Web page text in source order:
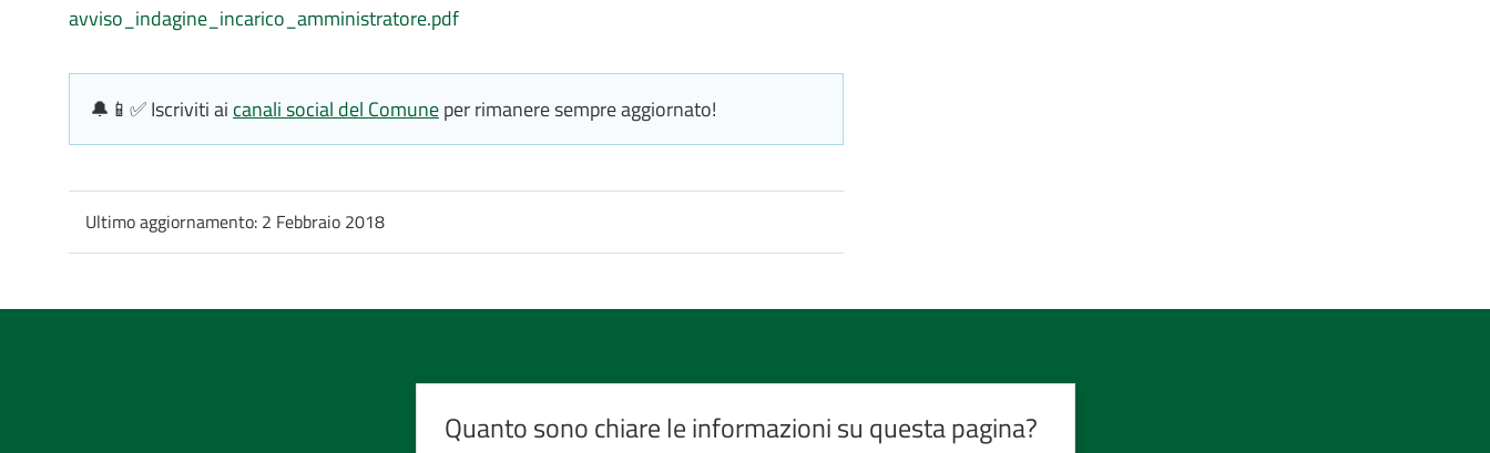
avviso_indagine_incarico_amministratore.pdf
🔔📱✅ Iscriviti ai canali social del Comuneper rimanere sempre aggiornato!
Ultimo aggiornamento: 2 Febbraio 2018
Quanto sono chiare le informazioni su questa pagina?